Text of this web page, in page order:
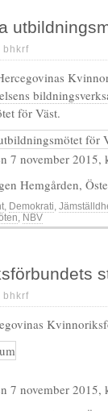
bhkrf
för Väst.
7 november 2015,
Hemgården,
, Demokrati,
, NBV
bhkrf
7 november 2015,